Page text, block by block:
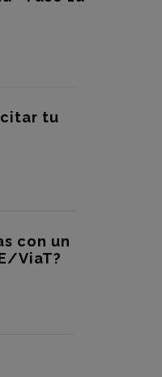
tu
con un
ViaT?